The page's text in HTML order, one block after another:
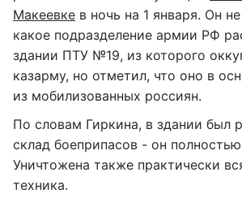
Макеевке в ночь на 1 января. Он
какое подразделение армии РФ
здании ПТУ №19, из которого
казарму, но отметил, что оно в
из мобилизованных россиян.
По словам Гиркина, в здании был
склад боеприпасов - он
Уничтожена также практически
техника.